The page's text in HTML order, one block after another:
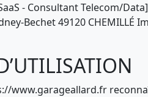
- Consultant Telecom/
Bechet 49120 CHEMILLÉ
www.garageallard.fr